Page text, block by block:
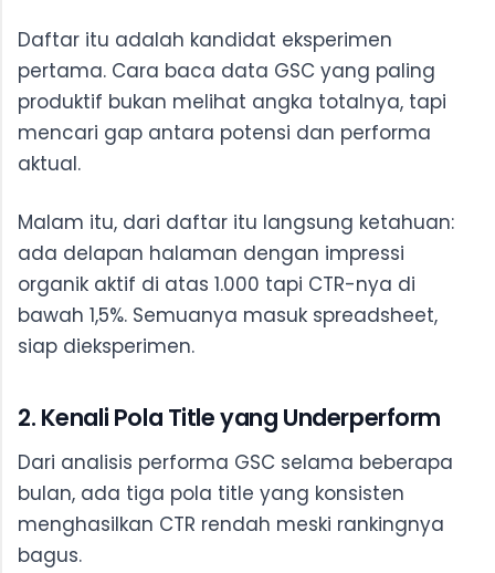
Daftar itu adalah kandidat eksperimen
pertama. Cara baca data GSC yang paling
produktif bukan melihat angka totalnya, tapi
mencari gap antara potensi dan performa
aktual.
Malam itu, dari daftar itu langsung ketahuan:
ada delapan halaman dengan impressi
organik aktif di atas 1.000 tapi CTR-nya di
bawah 1,5%. Semuanya masuk spreadsheet,
siap dieksperimen.
2. Kenali Pola Title yang Underperform
Dari analisis performa GSC selama beberapa
bulan, ada tiga pola title yang konsisten
menghasilkan CTR rendah meski rankingnya
bagus.